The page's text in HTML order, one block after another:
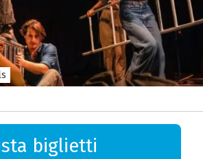
biglietti